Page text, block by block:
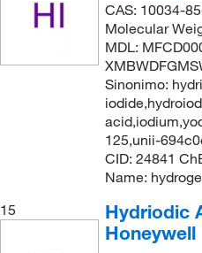
CAS: 10034-
Molecular
MDL:
Sinonimo:
125,unii-
CID: 24841
Name:
15
Hydriodic
Honeywell